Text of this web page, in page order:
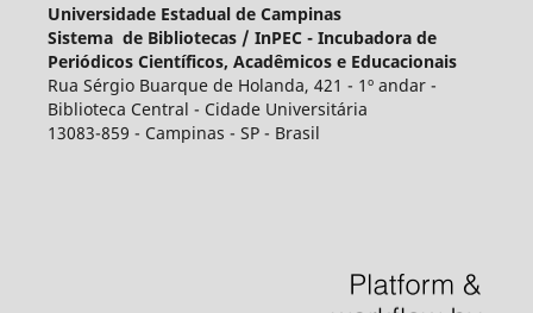
Universidade Estadual de Campinas
Sistema de Bibliotecas / InPEC - Incubadora de
Periódicos Científicos, Acadêmicos e Educacionais
Rua Sérgio Buarque de Holanda, 421 - 1º andar -
Biblioteca Central - Cidade Universitária
13083-859 - Campinas - SP - Brasil